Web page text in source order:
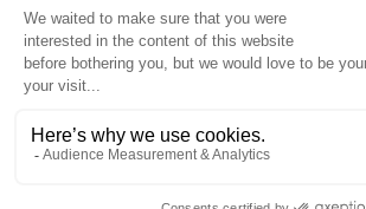
Menciones legales